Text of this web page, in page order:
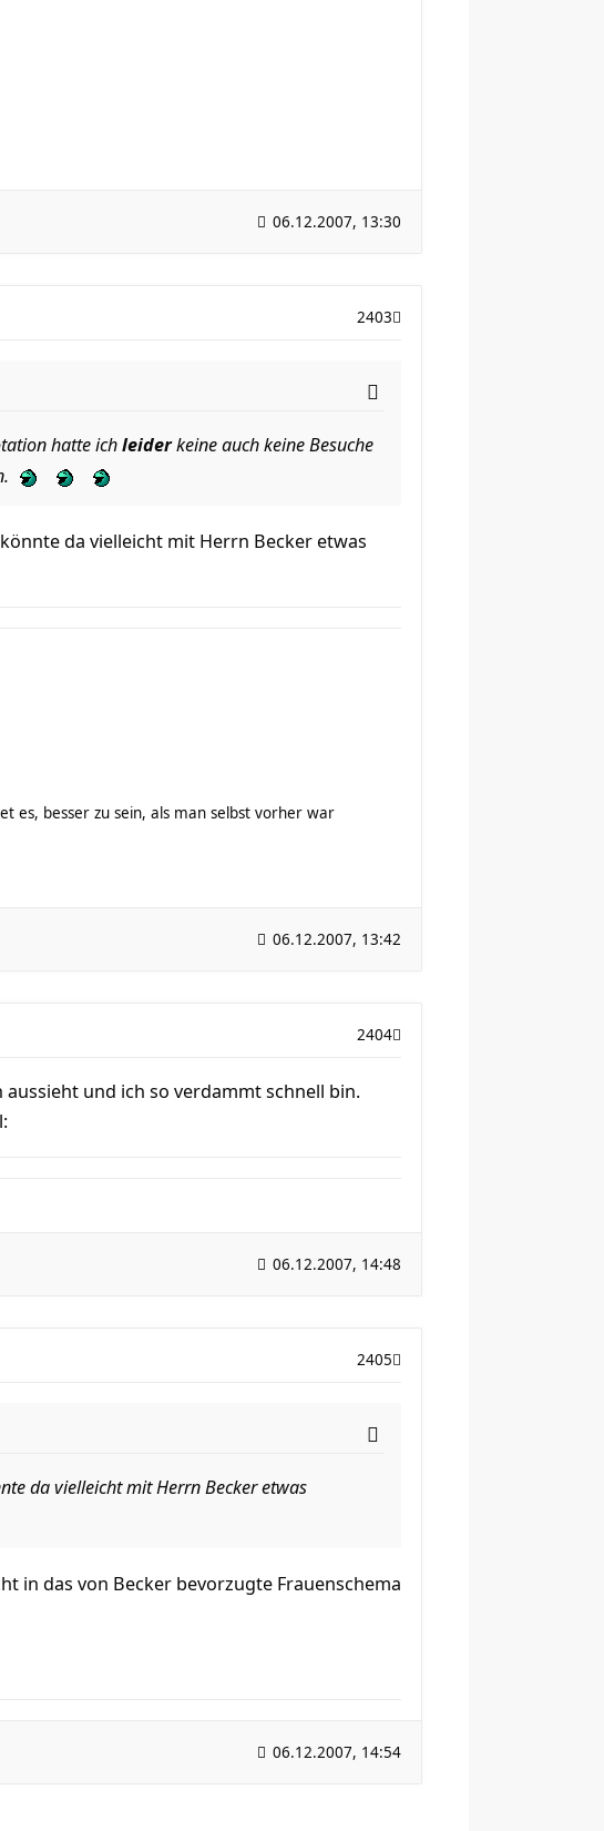
06.12.2007, 13:30
2403
hatte ichleiderkeine auch keine Besuche
da vielleicht mit Herrn Becker etwas
es, besser zu sein, als man selbst vorher war
06.12.2007, 13:42
2404
und ich so verdammt schnell bin.
06.12.2007, 14:48
2405
da vielleicht mit Herrn Becker etwas
in das von Becker bevorzugte Frauenschema
06.12.2007, 14:54